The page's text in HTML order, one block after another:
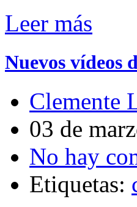
Leer más
Nuevos vídeos
Clemente
03 de
No hay
Etiquetas: